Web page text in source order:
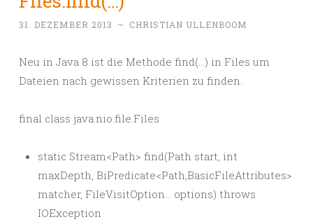
31. DEZEMBER 2013 ~ CHRISTIAN ULLENBOOM
Neu in Java 8 ist die Methode find(…) in Files um
Dateien nach gewissen Kriterien zu finden.
final class java.nio.file.Files
static Stream<Path> find(Path start, int
maxDepth, BiPredicate<Path,BasicFileAttributes>
matcher, FileVisitOption… options) throws
IOException